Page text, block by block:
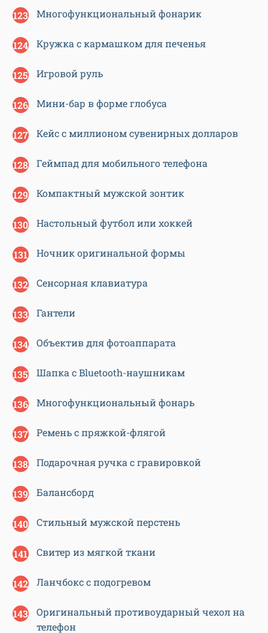
Многофункциональный фонарик
Кружка с кармашком для печенья
Игровой руль
Мини-бар в форме глобуса
Кейс с миллионом сувенирных долларов
Геймпад для мобильного телефона
Компактный мужской зонтик
Настольный футбол или хоккей
Ночник оригинальной формы
Сенсорная клавиатура
Гантели
Объектив для фотоаппарата
Шапка с Bluetooth-наушникам
Многофункциональный фонарь
Ремень с пряжкой-флягой
Подарочная ручка с гравировкой
Балансборд
Стильный мужской перстень
Свитер из мягкой ткани
Ланчбокс с подогревом
Оригинальный противоударный чехол на
телефон